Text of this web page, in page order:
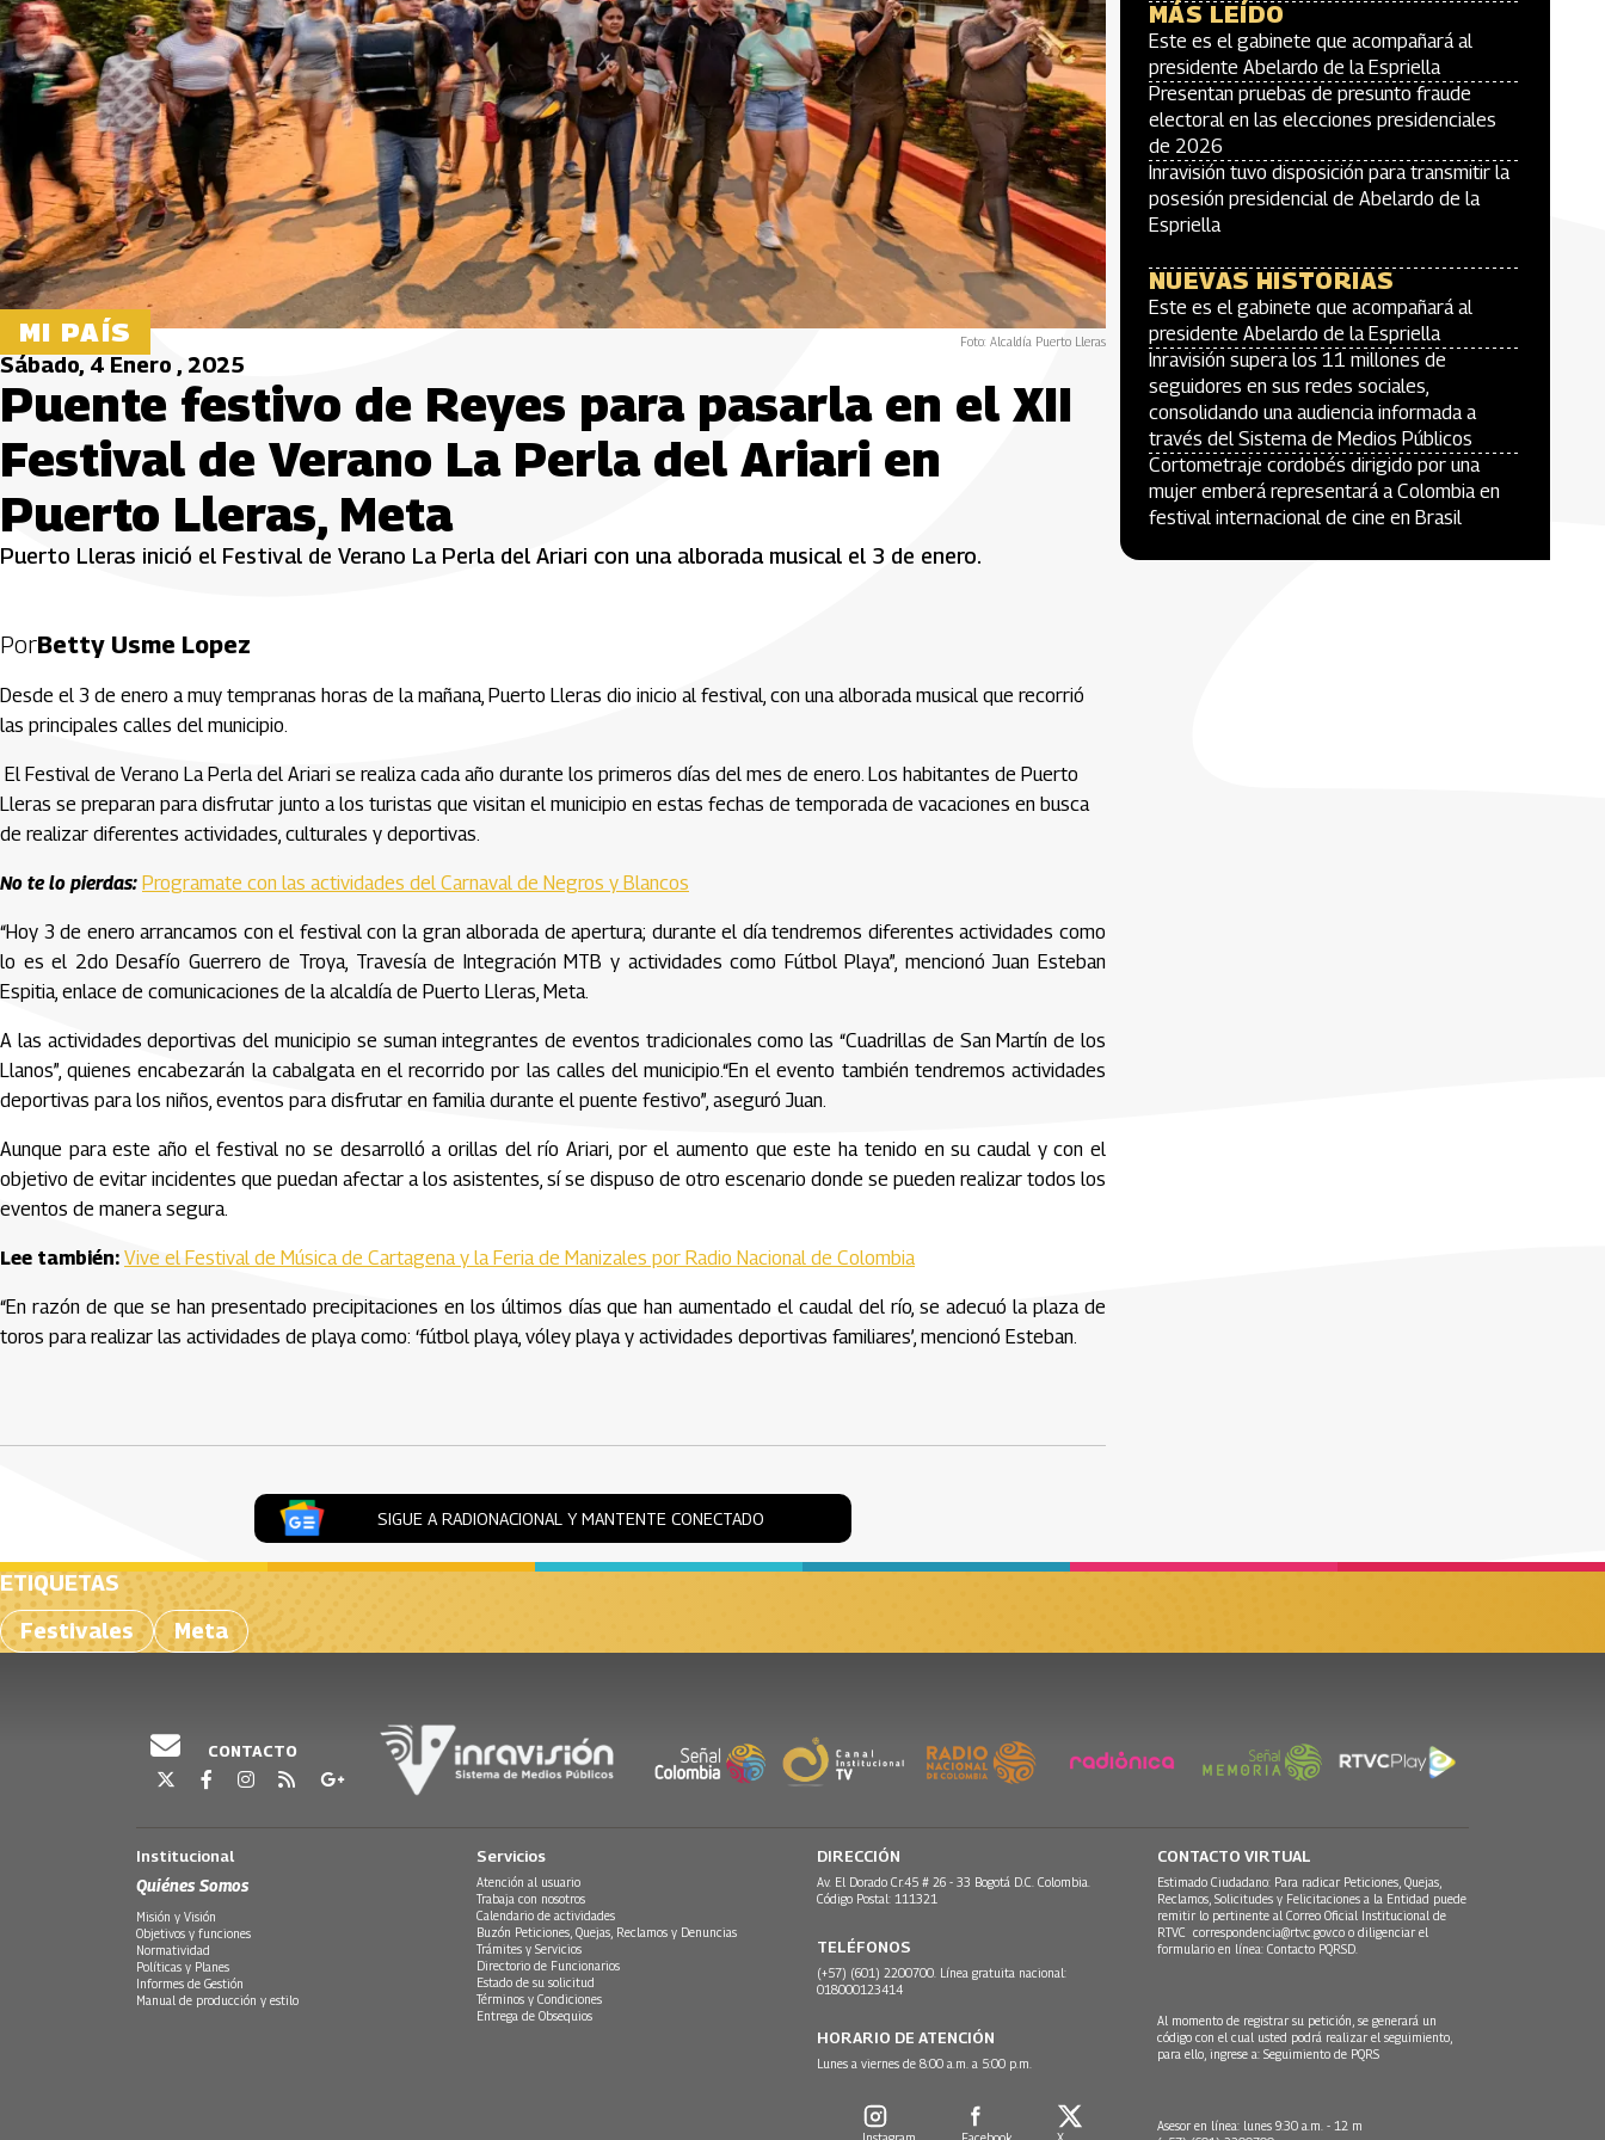
MI PAÍS Foto: Alcaldía Puerto Lleras
Sábado, 4 Enero , 2025
Puente festivo de Reyes para pasarla en el XII
Festival de Verano La Perla del Ariari en
Puerto Lleras, Meta
Puerto Lleras inició el Festival de Verano La Perla del Ariari con una alborada musical el 3 de enero.
PorBetty Usme Lopez
Desde el 3 de enero a muy tempranas horas de la mañana, Puerto Lleras dio inicio al festival, con una alborada musical que recorrió
las principales calles del municipio.
El Festival de Verano La Perla del Ariari se realiza cada año durante los primeros días del mes de enero. Los habitantes de Puerto
Lleras se preparan para disfrutar junto a los turistas que visitan el municipio en estas fechas de temporada de vacaciones en busca
de realizar diferentes actividades, culturales y deportivas.
No te lo pierdas: Programate con las actividades del Carnaval de Negros y Blancos
“Hoy 3 de enero arrancamos con el festival con la gran alborada de apertura; durante el día tendremos diferentes actividades como
lo es el 2do Desafío Guerrero de Troya, Travesía de Integración MTB y actividades como Fútbol Playa”, mencionó Juan Esteban
Espitia, enlace de comunicaciones de la alcaldía de Puerto Lleras, Meta.
A las actividades deportivas del municipio se suman integrantes de eventos tradicionales como las “Cuadrillas de San Martín de los
Llanos”, quienes encabezarán la cabalgata en el recorrido por las calles del municipio.“En el evento también tendremos actividades
deportivas para los niños, eventos para disfrutar en familia durante el puente festivo”, aseguró Juan.
Aunque para este año el festival no se desarrolló a orillas del río Ariari, por el aumento que este ha tenido en su caudal y con el
objetivo de evitar incidentes que puedan afectar a los asistentes, sí se dispuso de otro escenario donde se pueden realizar todos los
eventos de manera segura.
Lee también: Vive el Festival de Música de Cartagena y la Feria de Manizales por Radio Nacional de Colombia
“En razón de que se han presentado precipitaciones en los últimos días que han aumentado el caudal del río, se adecuó la plaza de
toros para realizar las actividades de playa como: ‘fútbol playa, vóley playa y actividades deportivas familiares’, mencionó Esteban.
SIGUE A RADIONACIONAL Y MANTENTE CONECTADO
MÁS LEÍDO
Este es el gabinete que acompañará al
presidente Abelardo de la Espriella
Presentan pruebas de presunto fraude
electoral en las elecciones presidenciales
de 2026
Inravisión tuvo disposición para transmitir la
posesión presidencial de Abelardo de la
Espriella
NUEVAS HISTORIAS
Este es el gabinete que acompañará al
presidente Abelardo de la Espriella
Inravisión supera los 11 millones de
seguidores en sus redes sociales,
consolidando una audiencia informada a
través del Sistema de Medios Públicos
Cortometraje cordobés dirigido por una
mujer emberá representará a Colombia en
festival internacional de cine en Brasil
ETIQUETAS
Festivales
Meta
CONTACTO
Institucional
Quiénes Somos
Misión y Visión
Objetivos y funciones
Normatividad
Políticas y Planes
Informes de Gestión
Manual de producción y estilo
Servicios
Atención al usuario
Trabaja con nosotros
Calendario de actividades
Buzón Peticiones, Quejas, Reclamos y Denuncias
Trámites y Servicios
Directorio de Funcionarios
Estado de su solicitud
Términos y Condiciones
Entrega de Obsequios
DIRECCIÓN
Av. El Dorado Cr.45 # 26 - 33 Bogotá D.C. Colombia.
Código Postal: 111321
TELÉFONOS
(+57) (601) 2200700. Línea gratuita nacional:
018000123414
HORARIO DE ATENCIÓN
Lunes a viernes de 8:00 a.m. a 5:00 p.m.
CONTACTO VIRTUAL
Estimado Ciudadano: Para radicar Peticiones, Quejas,
Reclamos, Solicitudes y Felicitaciones a la Entidad puede
remitir lo pertinente al Correo Oficial Institucional de
RTVC correspondencia@rtvc.gov.co o diligenciar el
formulario en línea: Contacto PQRSD.
Al momento de registrar su petición, se generará un
código con el cual usted podrá realizar el seguimiento,
para ello, ingrese a: Seguimiento de PQRS
Asesor en línea: lunes 9:30 a.m. - 12 m